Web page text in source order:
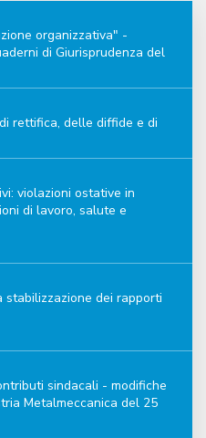
organizzativa" -
di Giurisprudenza del
rettifica, delle diffide e di
violazioni ostative in
di lavoro, salute e
dei rapporti
sindacali - modifiche
Metalmeccanica del 25